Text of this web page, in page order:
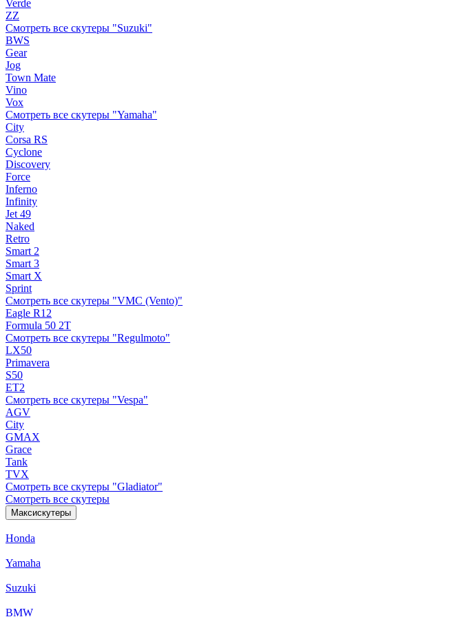
Verde
ZZ
Смотреть все скутеры "Suzuki"
BWS
Gear
Jog
Town Mate
Vino
Vox
Смотреть все скутеры "Yamaha"
City
Corsa RS
Cyclone
Discovery
Force
Inferno
Infinity
Jet 49
Naked
Retro
Smart 2
Smart 3
Smart X
Sprint
Смотреть все скутеры "VMC (Vento)"
Eagle R12
Formula 50 2Т
Смотреть все скутеры "Regulmoto"
LX50
Primavera
S50
ET2
Смотреть все скутеры "Vespa"
AGV
City
GMAX
Grace
Tank
TVX
Смотреть все скутеры "Gladiator"
Смотреть все скутеры
Максискутеры
Honda
Yamaha
Suzuki
BMW